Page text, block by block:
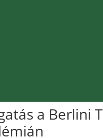
a Berlini